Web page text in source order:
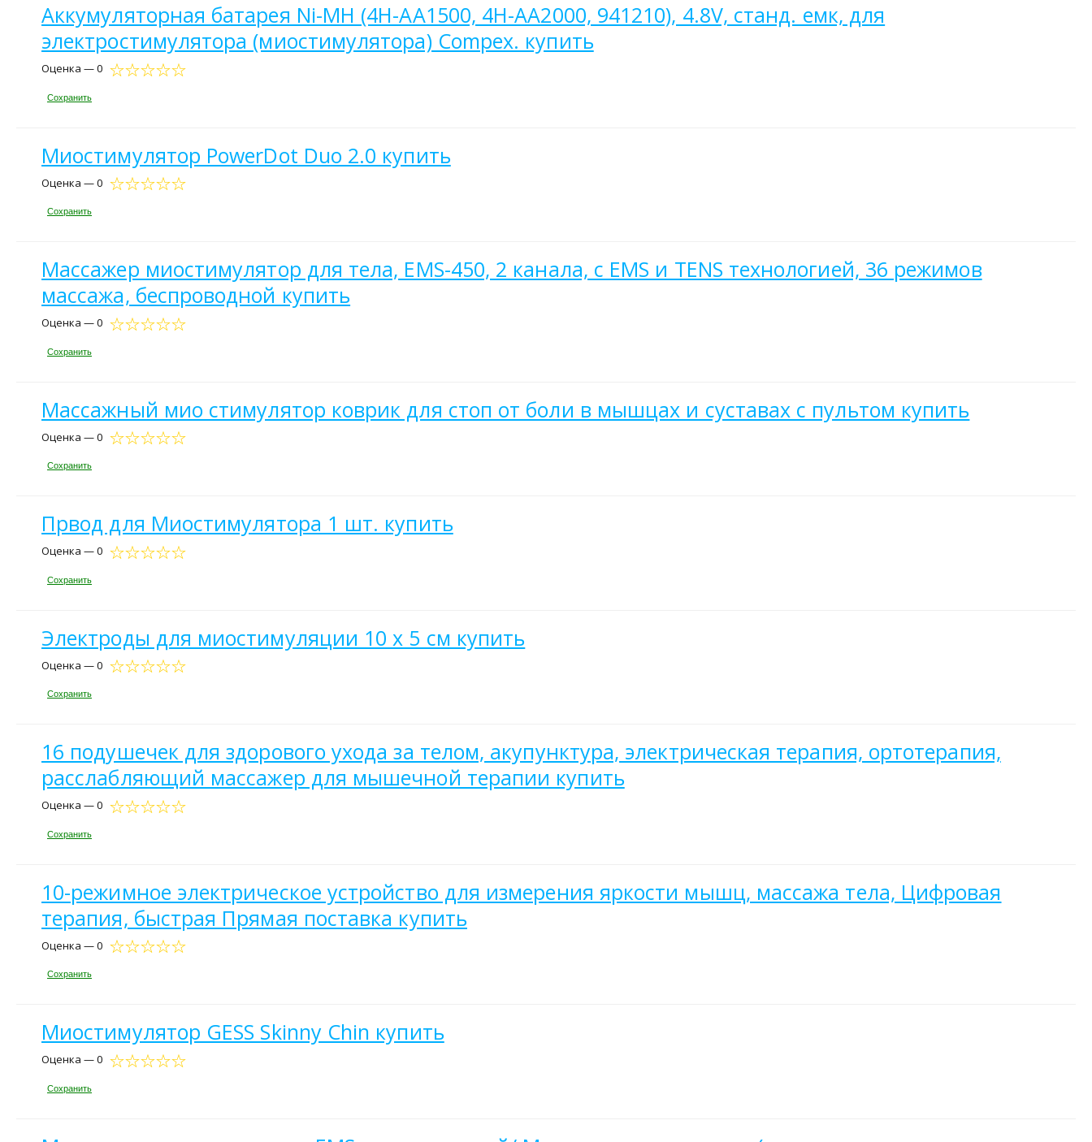
Аккумуляторная батарея Ni-MH (4H-AA1500, 4H-AA2000, 941210), 4.8V, станд. емк, для
электростимулятора (миостимулятора) Compex. купить
Оценка — 0
Сохранить
Миостимулятор PowerDot Duo 2.0 купить
Оценка — 0
Сохранить
Массажер миостимулятор для тела, EMS-450, 2 канала, с EMS и TENS технологией, 36 режимов
массажа, беспроводной купить
Оценка — 0
Сохранить
Массажный мио стимулятор коврик для стоп от боли в мышцах и суставах с пультом купить
Оценка — 0
Сохранить
Првод для Миостимулятора 1 шт. купить
Оценка — 0
Сохранить
Электроды для миостимуляции 10 х 5 см купить
Оценка — 0
Сохранить
16 подушечек для здорового ухода за телом, акупунктура, электрическая терапия, ортотерапия,
расслабляющий массажер для мышечной терапии купить
Оценка — 0
Сохранить
10-режимное электрическое устройство для измерения яркости мышц, массажа тела, Цифровая
терапия, быстрая Прямая поставка купить
Оценка — 0
Сохранить
Миостимулятор GESS Skinny Chin купить
Оценка — 0
Сохранить